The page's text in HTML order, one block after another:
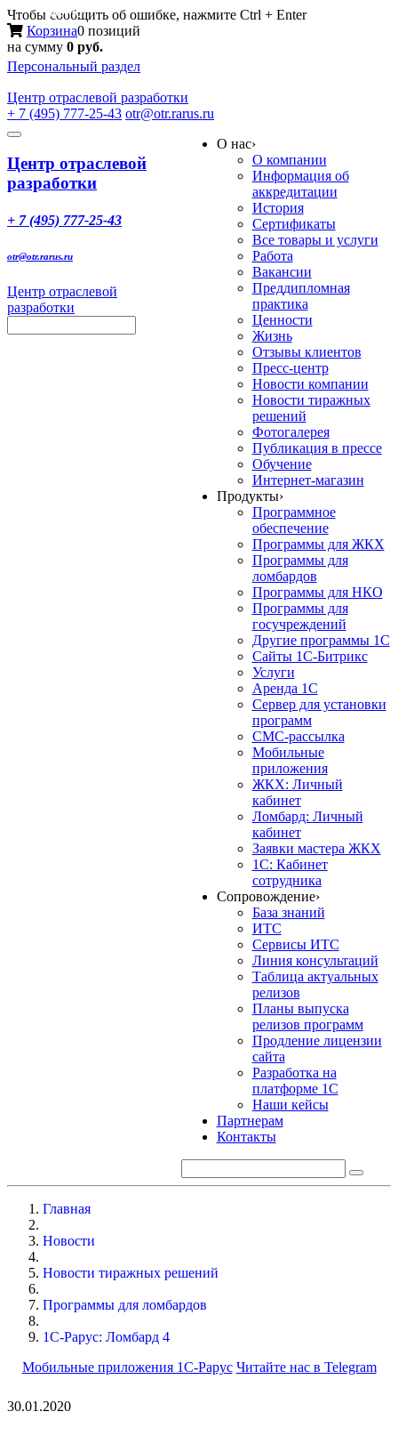
Чтобы сообщить об ошибке, нажмите Ctrl + Enter
Корзина0 позиций
на сумму 0 руб.
Персональный раздел
Центр отраслевой разработки
+ 7 (495) 777-25-43 otr@otr.rarus.ru
Toggle
Меню
Центр отраслевой
разработки
+ 7 (495) 777-25-43
otr@otr.rarus.ru
Центр отраслевой
разработки
О нас›
О компании
Информация об
аккредитации
История
Сертификаты
Все товары и услуги
Работа
Вакансии
Преддипломная
практика
Ценности
Жизнь
Отзывы клиентов
Пресс-центр
Новости компании
Новости тиражных
решений
Фотогалерея
Публикация в прессе
Обучение
Интернет-магазин
Продукты›
Программное
обеспечение
Программы для ЖКХ
Программы для
ломбардов
Программы для НКО
Программы для
госучреждений
Другие программы 1С
Сайты 1С-Битрикс
Услуги
Аренда 1С
Сервер для установки
программ
СМС-рассылка
Мобильные
приложения
ЖКХ: Личный
кабинет
Ломбард: Личный
кабинет
Заявки мастера ЖКХ
1С: Кабинет
сотрудника
Сопровождение›
База знаний
ИТС
Сервисы ИТС
Линия консультаций
Таблица актуальных
релизов
Планы выпуска
релизов программ
Продление лицензии
сайта
Разработка на
платформе 1С
Наши кейсы
Партнерам
Контакты
Главная
Новости
Новости тиражных решений
Программы для ломбардов
1С-Рарус: Ломбард 4
Мобильные приложения 1С-Рарус Читайте нас в Telegram
30.01.2020